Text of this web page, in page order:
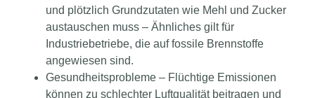
und plötzlich Grundzutaten wie Mehl und Zucker
austauschen muss – Ähnliches gilt für
Industriebetriebe, die auf fossile Brennstoffe
angewiesen sind.
Gesundheitsprobleme – Flüchtige Emissionen
können zu schlechter Luftqualitätbeitragen und